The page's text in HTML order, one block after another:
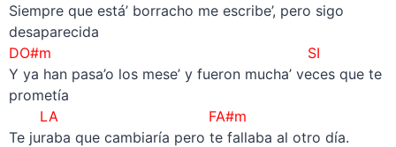
Siempre que está’ borracho me escribe’, pero sigo
desaparecida
DO#m SI
Y ya han pasa’o los mese’ y fueron mucha’ veces que te
prometía
LA FA#m
Te juraba que cambiaría pero te fallaba al otro día.